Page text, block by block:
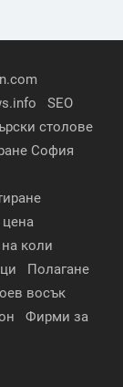
SEO
столове
София
цена
коли
Полагане
восък
Фирми за